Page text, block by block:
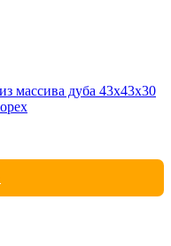
массива дуба 43х43х30